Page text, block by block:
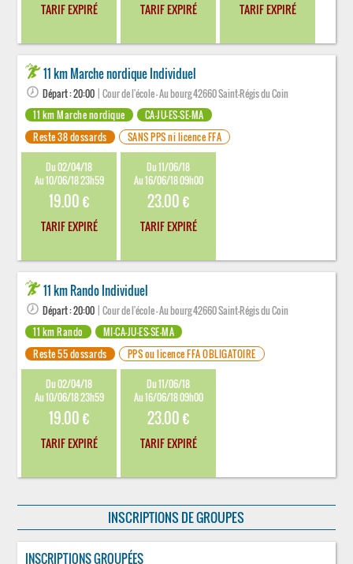
TARIF EXPIRÉ TARIF EXPIRÉ TARIF EXPIRÉ
11 km Marche nordique Individuel
Départ : 20:00 | Cour de l'école - Au bourg 42660 Saint-Régis du Coin
11 km Marche nordique
CA-JU-ES-SE-MA
Reste 38 dossards
SANS PPS ni licence FFA
Du 02/04/18
Au 10/06/18 23h59
19.00 €
TARIF EXPIRÉ
Du 11/06/18
Au 16/06/18 09h00
23.00 €
TARIF EXPIRÉ
11 km Rando Individuel
Départ : 20:00 | Cour de l'école - Au bourg 42660 Saint-Régis du Coin
11 km Rando
MI-CA-JU-ES-SE-MA
Reste 55 dossards
PPS ou licence FFA OBLIGATOIRE
Du 02/04/18
Au 10/06/18 23h59
19.00 €
TARIF EXPIRÉ
Du 11/06/18
Au 16/06/18 09h00
23.00 €
TARIF EXPIRÉ
INSCRIPTIONS DE GROUPES
INSCRIPTIONS GROUPÉES